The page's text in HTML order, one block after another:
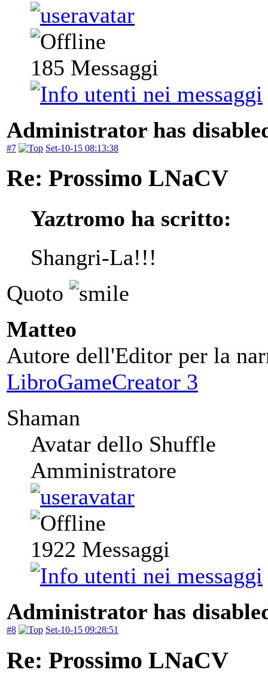
185 Messaggi
Administrator has
#7 Set-10-15 08:13:38
Re: Prossimo LNaCV
Yaztromo ha scritto:
Shangri-La!!!
Quoto
Matteo
Autore dell'Editor per la
LibroGameCreator 3
Shaman
Avatar dello Shuffle
Amministratore
1922 Messaggi
Administrator has
#8 Set-10-15 09:28:51
Re: Prossimo LNaCV